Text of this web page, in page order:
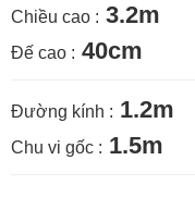
Chiều cao : 3.2m
Đế cao : 40cm
Đường kính : 1.2m
Chu vi gốc : 1.5m